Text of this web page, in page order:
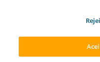
2026 Sistema Ailos. Todos